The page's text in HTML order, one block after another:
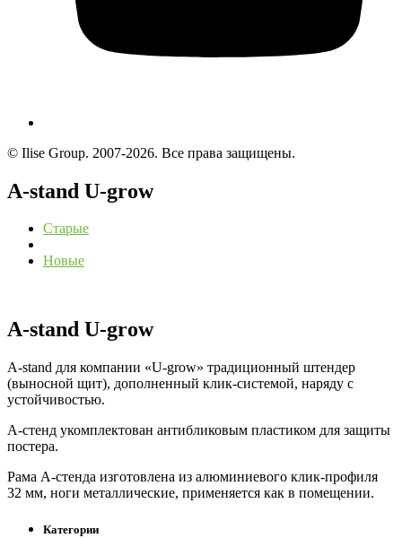
© Ilise Group. 2007-2026. Все права защищены.
A-stand U-grow
Старые
Новые
A-stand U-grow
A-stand для компании «U-grow» традиционный штендер
(выносной щит), дополненный клик-системой, наряду с
устойчивостью.
А-стенд укомплектован антибликовым пластиком для защиты
постера.
Рама А-стенда изготовлена из алюминиевого клик-профиля
32 мм, ноги металлические, применяется как в помещении.
Категории